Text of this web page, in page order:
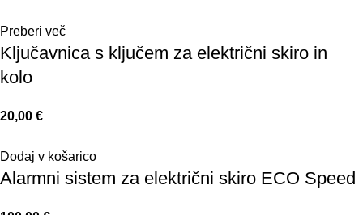
Preberi več
Ključavnica s ključem za električni skiro in
kolo
20,00 €
Dodaj v košarico
Alarmni sistem za električni skiro ECO Speed